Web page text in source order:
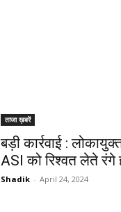
ताजा ख़बरें
बड़ी कार्रवाई :
ASI को रिश्वत लेते रंगे
Shadik - April 24, 2024